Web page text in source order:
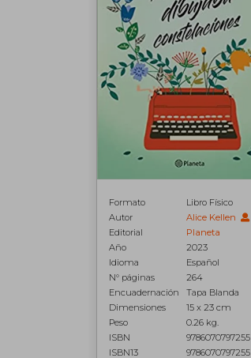
Formato
Libro Físico
Autor
Alice Kellen
Editorial
Planeta
Año
2023
Idioma
Español
N° páginas
264
Encuadernación
Tapa Blanda
Dimensiones
15 x 23 cm
Peso
0.26 kg.
ISBN
9786070797255
ISBN13
9786070797255